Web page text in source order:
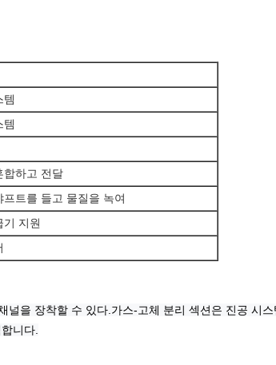
템
템
합하고 전달
프트를 들고 물질을 녹여
기 지원
널을 장착할 수 있다. 가스-고체 분리 섹션은 진공 시
니다.